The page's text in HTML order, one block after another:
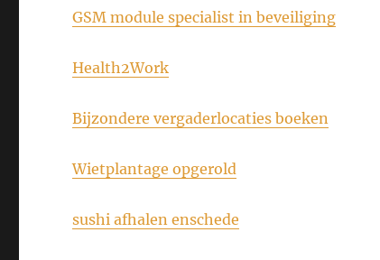
GSM module specialist in beveiliging
Health2Work
Bijzondere vergaderlocaties boeken
Wietplantage opgerold
sushi afhalen enschede